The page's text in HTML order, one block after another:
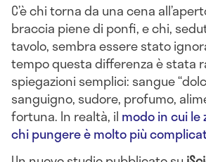
C’è chi torna da una cena
braccia piene di ponfi, e chi,
tavolo, sembra essere stato
tempo questa differenza è stata
spiegazioni semplici: sangue
sanguigno, sudore, profumo,
fortuna. In realtà, il modo in cui le
chi pungere è molto più